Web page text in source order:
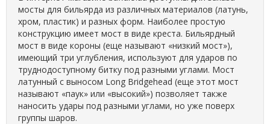
мосты для бильярда из различных материалов (латунь,
хром, пластик) и разных форм. Наиболее простую
конструкцию имеет мост в виде креста. Бильярдный
мост в виде короны (еще называют «низкий мост»),
имеющий три углубления, используют для ударов по
труднодоступному битку под разными углами. Мост
латунный с выносом Long Bridgehead (еще этот мост
называют «паук» или «высокий») позволяет также
наносить удары под разными углами, но уже поверх
группы шаров.